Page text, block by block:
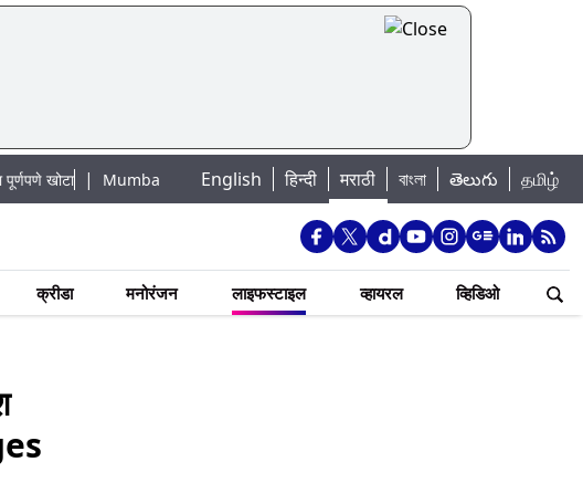
Mumbai Lake Water Levels: मुंबई पाणीपुरवठा अपडेट: शहरातील 7 तलावांमधील जलसाठा 88.93
English हिन्दी मराठी বাংলা తెలుగు தமிழ்
क्रीडा मनोरंजन लाइफस्टाइल व्हायरल व्हिडिओ